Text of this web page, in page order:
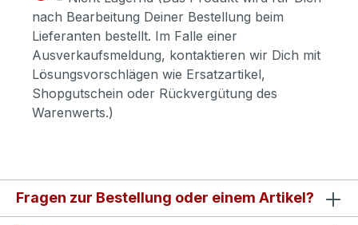
nach Bearbeitung Deiner Bestellung beim
Lieferanten bestellt. Im Falle einer
Ausverkaufsmeldung, kontaktieren wir Dich mit
Lösungsvorschlägen wie Ersatzartikel,
Shopgutschein oder Rückvergütung des
Warenwerts.)
Fragen zur Bestellung oder einem Artikel?